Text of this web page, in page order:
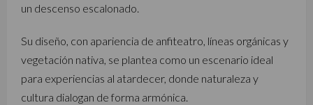
un descenso escalonado.
Su diseño, con apariencia de anfiteatro, líneas orgánicas y
vegetación nativa, se plantea como un escenario ideal
para experiencias al atardecer, donde naturaleza y
cultura dialogan de forma armónica.